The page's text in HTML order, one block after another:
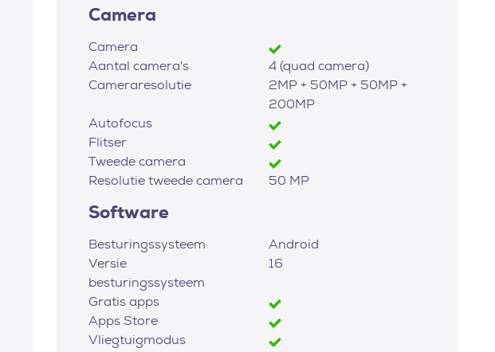
Camera
Camera
Aantal camera's
4 (quad camera)
Cameraresolutie
2MP + 50MP + 50MP +
200MP
Autofocus
Flitser
Tweede camera
Resolutie tweede camera
50 MP
Software
Besturingssysteem
Android
Versie
besturingssysteem
16
Gratis apps
Apps Store
Vliegtuigmodus